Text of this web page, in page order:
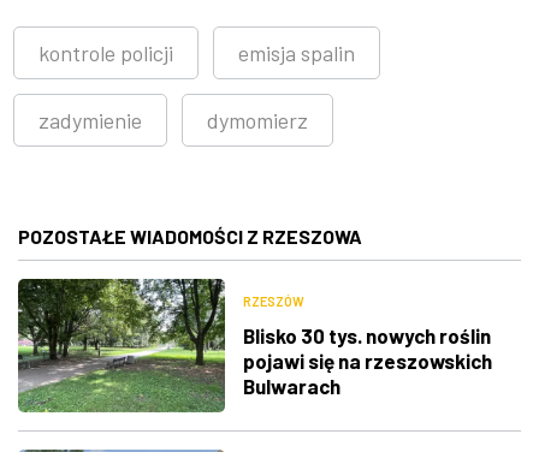
kontrole policji emisja spalin
zadymienie dymomierz
POZOSTAŁE WIADOMOŚCI Z RZESZOWA
RZESZÓW
Blisko 30 tys. nowych roślin
pojawi się na rzeszowskich
Bulwarach